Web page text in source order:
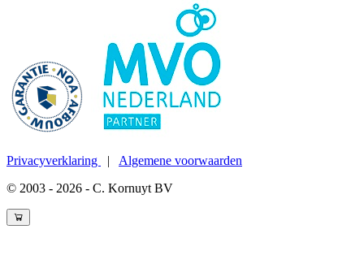
Privacyverklaring | Algemene voorwaarden
© 2003 - 2026 - C. Kornuyt BV